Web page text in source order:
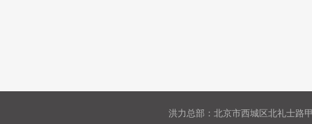
洪力总部：北京市西城区北礼士路